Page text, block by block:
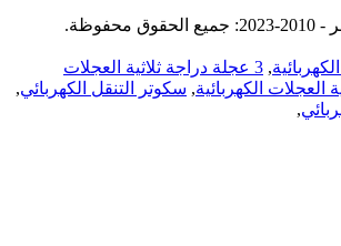
,
3 عجلة دراجة ثلاثية العجلات
العجلات الكهربائية, سكوتر التنقل الكهربائي,
,